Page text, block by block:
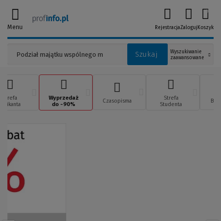
Menu
Szukaj
Wyszukiwanie
zaawansowane
RejestracjaZaloguj
0
Koszyk
Strefa
Wyprzedaż
do -90%
Czasopisma
Strefa
Studenta